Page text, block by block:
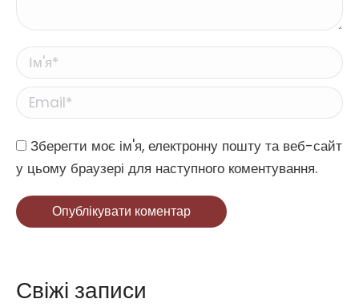
Ім'я *
Email *
Website
Зберегти моє ім'я, електронну пошту та веб-сайт
у цьому браузері для наступного коментування.
Опублікувати коментар
Свіжі записи